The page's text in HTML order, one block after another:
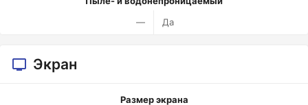
—
Да
Экран
Размер экрана